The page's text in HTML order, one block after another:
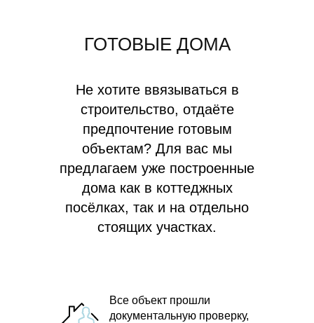
ГОТОВЫЕ ДОМА
Не хотите ввязываться в
строительство, отдаёте
предпочтение готовым
объектам? Для вас мы
предлагаем уже построенные
дома как в коттеджных
посёлках, так и на отдельно
стоящих участках.
Все объект прошли
документальную проверку,